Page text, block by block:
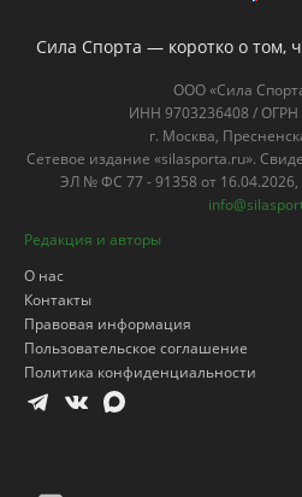
Сила Спорта — коротко о том,
ООО «Сила
ИНН 9703236408 / ОГРН
г. Москва,
Сетевое издание «silasporta.ru».
ЭЛ № ФС 77 - 91358 от
Редакция и авторы
О нас
Контакты
Правовая информация
Пользовательское соглашение
Политика конфиденциальности